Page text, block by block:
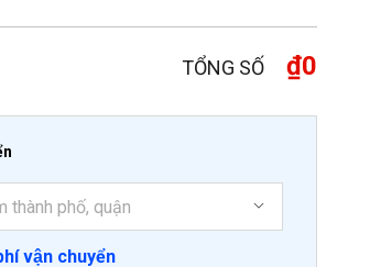
TỔNG SỐ ₫0
vận chuyển